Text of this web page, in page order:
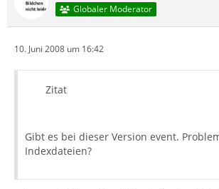
Globaler Moderator
10. Juni 2008 um 16:42
Zitat
Gibt es bei dieser Version event.
Indexdateien?